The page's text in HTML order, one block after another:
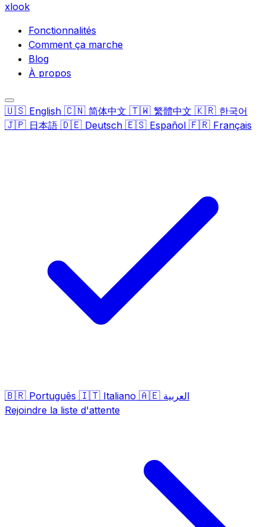
xlook
Fonctionnalités
Comment ça marche
Blog
À propos
🇺🇸 English 🇨🇳 简体中文 🇹🇼 繁體中文 🇰🇷 한국어
🇯🇵 日本語 🇩🇪 Deutsch 🇪🇸 Español 🇫🇷 Français
🇧🇷 Português 🇮🇹 Italiano 🇦🇪 العربية
Rejoindre la liste d'attente